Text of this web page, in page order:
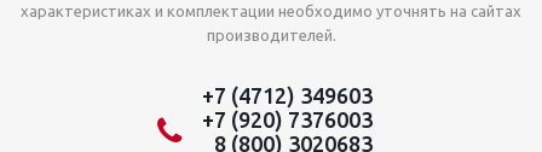
характеристиках и комплектации необходимо уточнять на сайтах
производителей.
+7 (4712) 349603
+7 (920) 7376003
8 (800) 3020683